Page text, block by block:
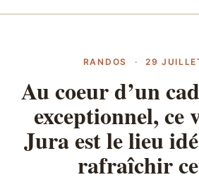
RANDOS · 29
Au coeur d’un
exceptionnel, ce
Jura est le lieu
rafraîchir